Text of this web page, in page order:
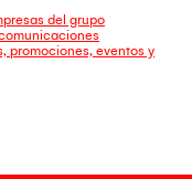
del grupo
promociones, eventos y